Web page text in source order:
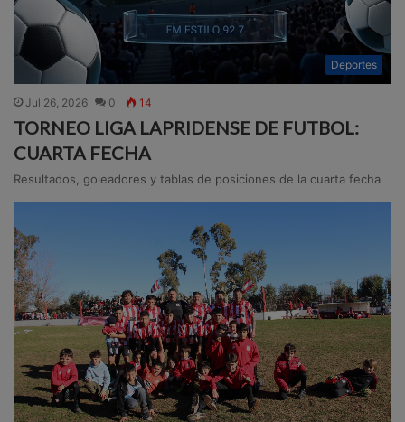
Deportes
Jul 26, 2026 0 14
TORNEO LIGA LAPRIDENSE DE FUTBOL:
CUARTA FECHA
Resultados, goleadores y tablas de posiciones de la cuarta fecha